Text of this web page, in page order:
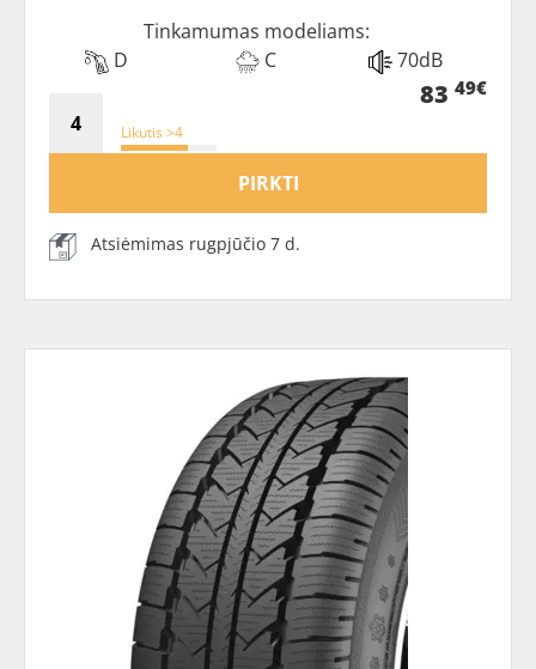
Tinkamumas modeliams:
D
C 70dB
Likutis >4
83 49€
PIRKTI
Atsiėmimas rugpjūčio 7 d.